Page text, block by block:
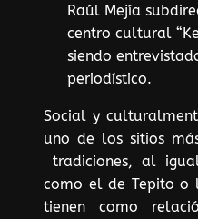
Raúl Mejía
centro cultural
siendo
periodístico.
Social y
uno de los sitios
tradiciones, al
como el de Tepito o
tienen como